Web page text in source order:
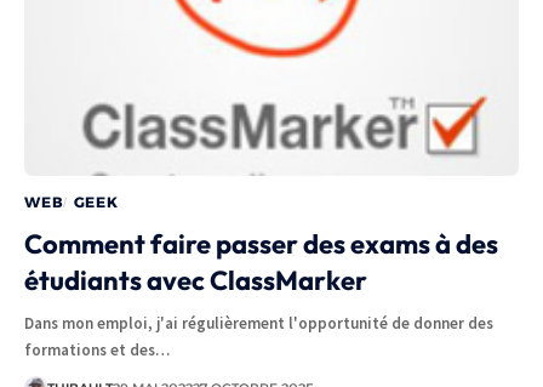
WEB GEEK
Comment faire passer des exams à des
étudiants avec ClassMarker
Dans mon emploi, j'ai régulièrement l'opportunité de donner des
formations et des…